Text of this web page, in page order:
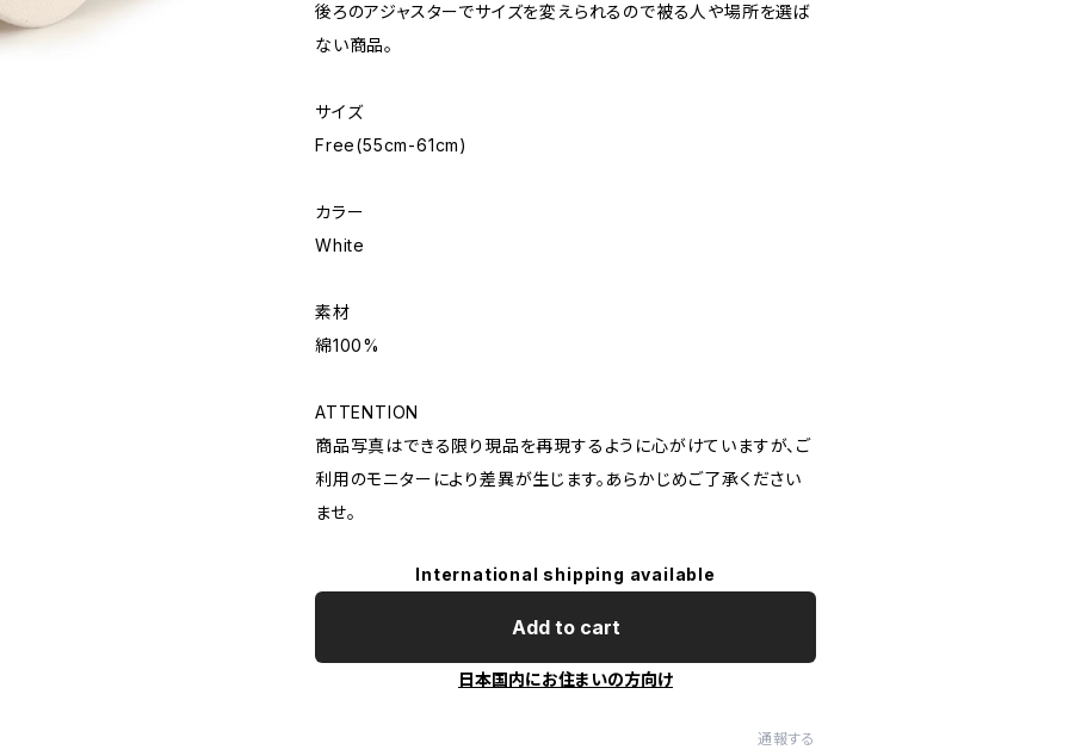
後ろのアジャスターでサイズを変えられるので被る人や場所を選ば
ない商品。
サイズ
Free(55cm-61cm)
カラー
White
素材
綿100%
ATTENTION
商品写真はできる限り現品を再現するように心がけていますが、ご
利用のモニターにより差異が生じます。あらかじめご了承ください
ませ。
International shipping available
Add to cart
日本国内にお住まいの方向け
通報する